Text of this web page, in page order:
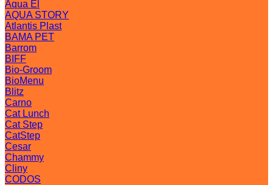
Aqua El
AQUA STORY
Atlantis Plast
BAMA PET
Barrom
BIFF
Bio-Groom
BioMenu
Blitz
Carno
Cat Lunch
Cat Step
CatStep
Cesar
Chammy
Cliny
CODOS